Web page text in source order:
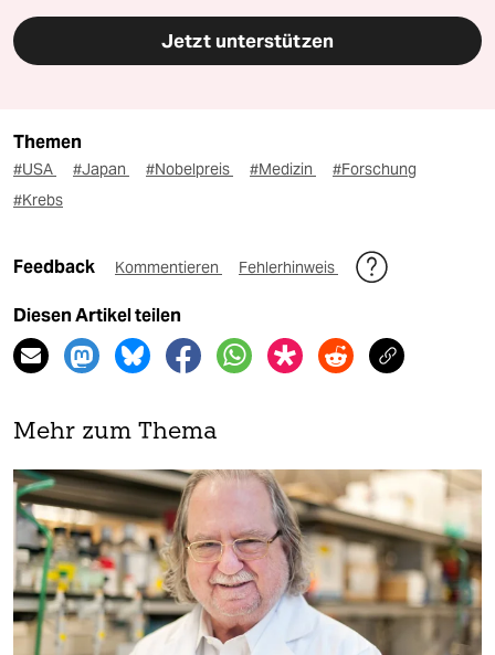
Jetzt unterstützen
Themen
#USA #Japan #Nobelpreis #Medizin
#Forschung
#Krebs
Feedback Kommentieren Fehlerhinweis
Diesen Artikel teilen
Mehr zum Thema